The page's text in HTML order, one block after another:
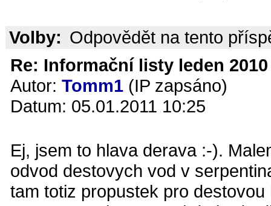
Volby: Odpovědět na tento
Re: Informační listy leden
Autor: Tomm1 (IP zapsáno)
Datum: 05.01.2011 10:25
Ej, jsem to hlava derava :-).
odvod destovych vod v
tam totiz propustek pro